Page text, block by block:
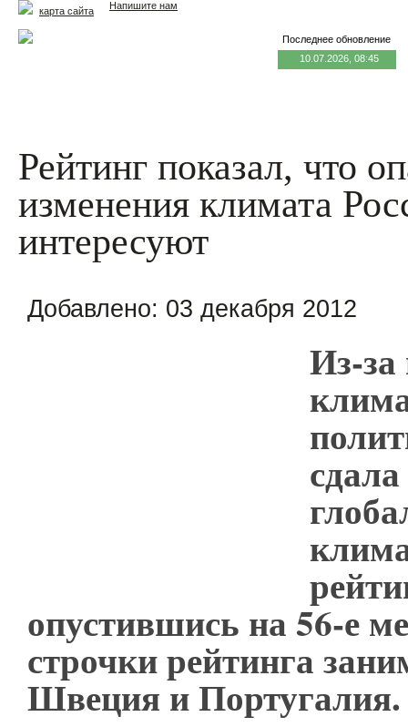
Напишите нам
карта сайта
Последнее обновление
10.07.2026, 08:45
Рейтинг показал, что
изменения климата
интересуют
Добавлено: 03 декабря 2012
Из-за
опустившись на 56-е
строчки рейтинга
Швеция и